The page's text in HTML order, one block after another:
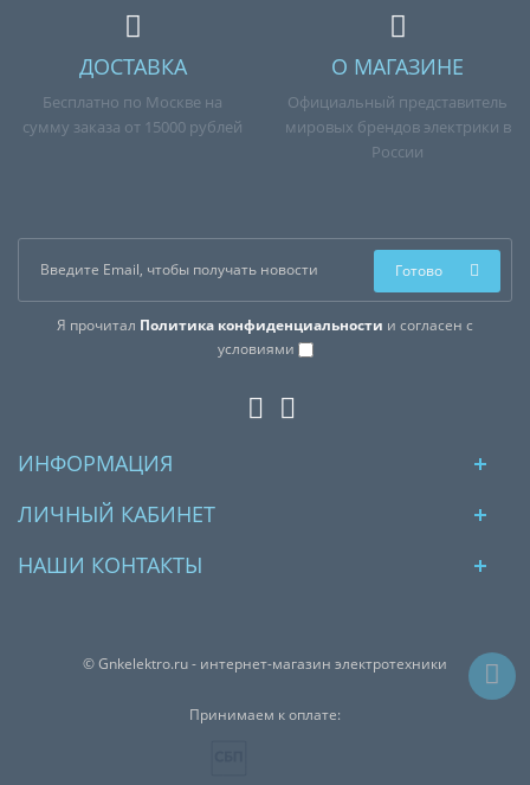
ДОСТАВКА
Бесплатно по Москве на
сумму заказа от 15000 рублей
О МАГАЗИНЕ
Официальный представитель
мировых брендов электрики в
России
Я прочитал Политика конфиденциальности и согласен с
условиями
Готово
ИНФОРМАЦИЯ
ЛИЧНЫЙ КАБИНЕТ
НАШИ КОНТАКТЫ
© Gnkelektro.ru - интернет-магазин электротехники
Принимаем к оплате: